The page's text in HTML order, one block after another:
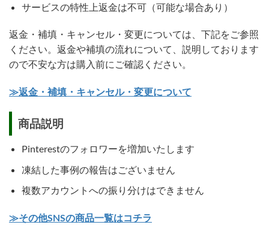
サービスの特性上返金は不可（可能な場合あり）
返金・補填・キャンセル・変更については、下記をご参照
ください。返金や補填の流れについて、説明しております
ので不安な方は購入前にご確認ください。
≫返金・補填・キャンセル・変更について
商品説明
Pinterestのフォロワーを増加いたします
凍結した事例の報告はございません
複数アカウントへの振り分けはできません
≫その他SNSの商品一覧はコチラ